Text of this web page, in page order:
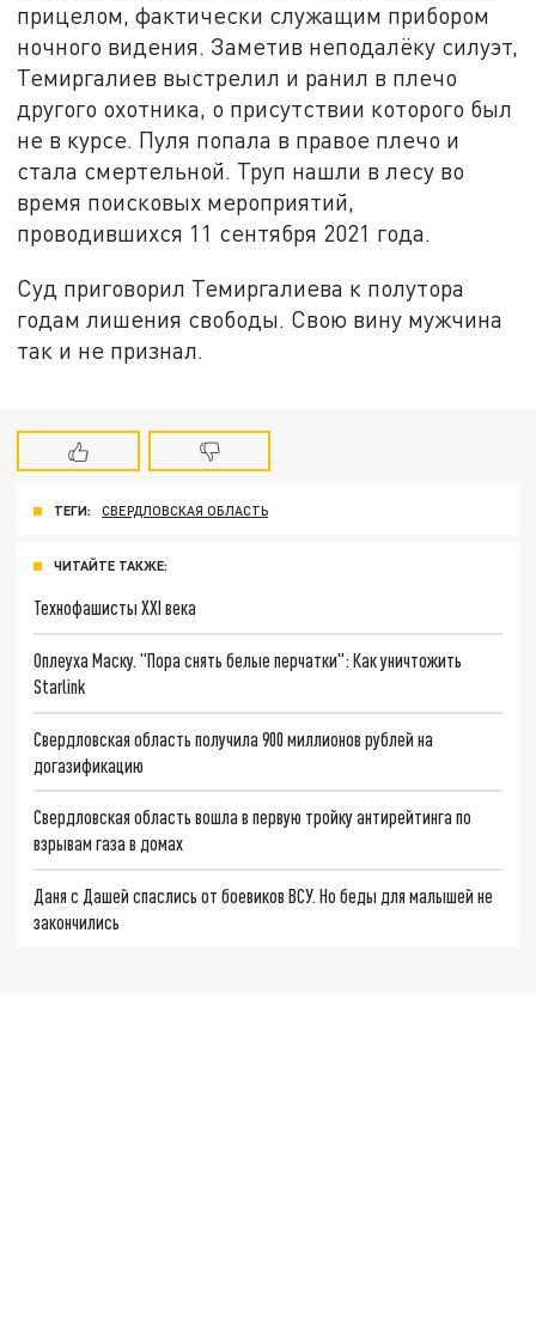
прицелом, фактически служащим прибором
ночного видения. Заметив неподалёку силуэт,
Темиргалиев выстрелил и ранил в плечо
другого охотника, о присутствии которого был
не в курсе. Пуля попала в правое плечо и
стала смертельной. Труп нашли в лесу во
время поисковых мероприятий,
проводившихся 11 сентября 2021 года.
Суд приговорил Темиргалиева к полутора
годам лишения свободы. Свою вину мужчина
так и не признал.
ТЕГИ: СВЕРДЛОВСКАЯ ОБЛАСТЬ
ЧИТАЙТЕ ТАКЖЕ:
Технофашисты XXI века
Оплеуха Маску. "Пора снять белые перчатки": Как уничтожить
Starlink
Свердловская область получила 900 миллионов рублей на
догазификацию
Свердловская область вошла в первую тройку антирейтинга по
взрывам газа в домах
Даня с Дашей спаслись от боевиков ВСУ. Но беды для малышей не
закончились